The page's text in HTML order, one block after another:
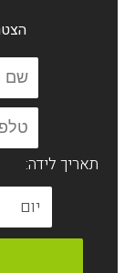
תאריך לידה: